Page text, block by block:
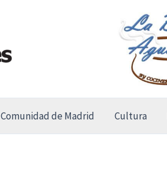
Comunidad de Madrid Cultura